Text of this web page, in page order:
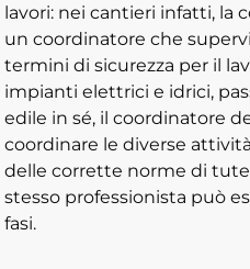
lavori: nei cantieri infatti, la
un coordinatore che
termini di sicurezza per il
impianti elettrici e idrici,
edile in sé, il coordinatore
coordinare le diverse
delle corrette norme di
stesso professionista può
fasi.